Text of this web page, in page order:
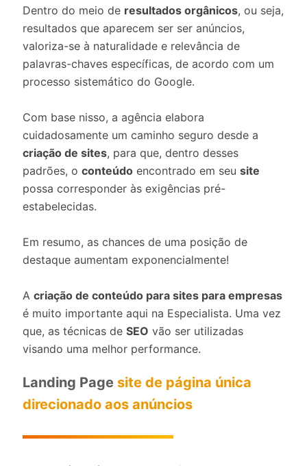
Dentro do meio de resultados orgânicos, ou seja,
resultados que aparecem ser ser anúncios,
valoriza-se à naturalidade e relevância de
palavras-chaves específicas, de acordo com um
processo sistemático do Google.
Com base nisso, a agência elabora
cuidadosamente um caminho seguro desde a
criação de sites, para que, dentro desses
padrões, o conteúdo encontrado em seu site
possa corresponder às exigências pré-
estabelecidas.
Em resumo, as chances de uma posição de
destaque aumentam exponencialmente!
A criação de conteúdo para sites para empresas
é muito importante aqui na Especialista. Uma vez
que, as técnicas de SEO vão ser utilizadas
visando uma melhor performance.
Landing Page site de página única
direcionado aos anúncios